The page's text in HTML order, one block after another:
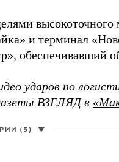
высокоточного
и терминал
обеспечивавший
ударов по
ВЗГЛЯД в
(5) ▼